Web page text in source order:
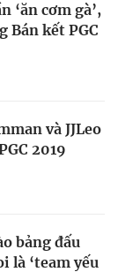
‘ăn cơm gà’,
Bán kết PGC
và JJLeo
2019
bảng đấu
là ‘team yếu